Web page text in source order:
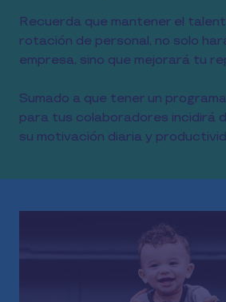
Recuerda que mantener el
rotación de personal, no solo
empresa, sino que mejorará tu
Sumado a que tener un
para tus colaboradores incidirá
su motivación diaria y